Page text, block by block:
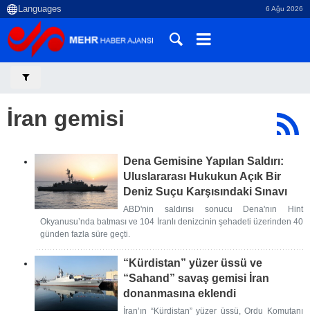
6 Ağu 2026
İran gemisi
Dena Gemisine Yapılan Saldırı:
Uluslararası Hukukun Açık Bir
Deniz Suçu Karşısındaki Sınavı
ABD'nin saldırısı sonucu Dena'nın Hint
Okyanusu’nda batması ve 104 İranlı denizcinin şehadeti üzerinden 40
günden fazla süre geçti.
“Kürdistan” yüzer üssü ve
“Sahand” savaş gemisi İran
donanmasına eklendi
İran’ın “Kürdistan” yüzer üssü, Ordu Komutanı